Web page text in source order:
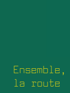
la route